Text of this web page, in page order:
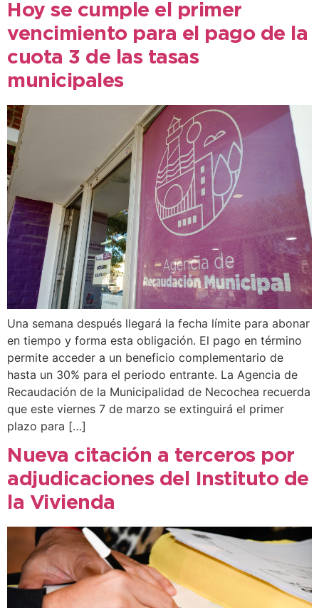
Hoy se cumple el primer
vencimiento para el pago de la
cuota 3 de las tasas
municipales
Una semana después llegará la fecha límite para abonar
en tiempo y forma esta obligación. El pago en término
permite acceder a un beneficio complementario de
hasta un 30% para el periodo entrante. La Agencia de
Recaudación de la Municipalidad de Necochea recuerda
que este viernes 7 de marzo se extinguirá el primer
plazo para […]
Nueva citación a terceros por
adjudicaciones del Instituto de
la Vivienda